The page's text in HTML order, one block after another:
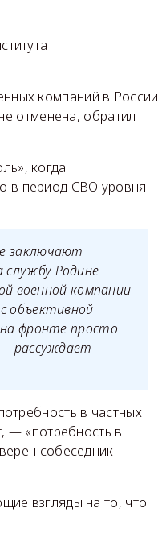
компаний в России
отменена, обратил
когда
в период СВО уровня
заключают
Родине
военной компании
объективной
фронте просто
рассуждает
в частных
— «потребность в
собеседник
взгляды на то, что